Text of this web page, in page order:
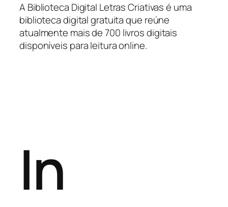
A Biblioteca Digital Letras Criativas é uma
biblioteca digital gratuita que reúne
atualmente mais de 700 livros digitais
disponíveis para leitura online.
In